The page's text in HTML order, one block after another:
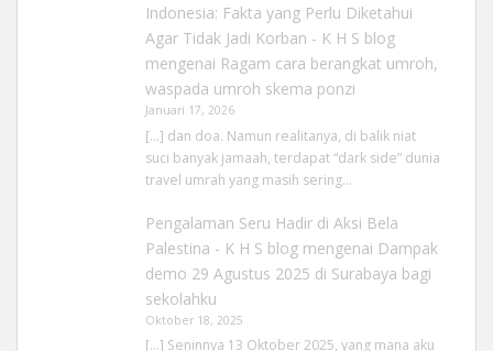
Indonesia: Fakta yang Perlu Diketahui
Agar Tidak Jadi Korban - K H S blog
mengenai Ragam cara berangkat umroh,
waspada umroh skema ponzi
Januari 17, 2026
[…] dan doa. Namun realitanya, di balik niat
suci banyak jamaah, terdapat “dark side” dunia
travel umrah yang masih sering…
Pengalaman Seru Hadir di Aksi Bela
Palestina - K H S blogmengenai Dampak
demo 29 Agustus 2025 di Surabaya bagi
sekolahku
Oktober 18, 2025
[…] Seninnya 13 Oktober 2025, yang mana aku